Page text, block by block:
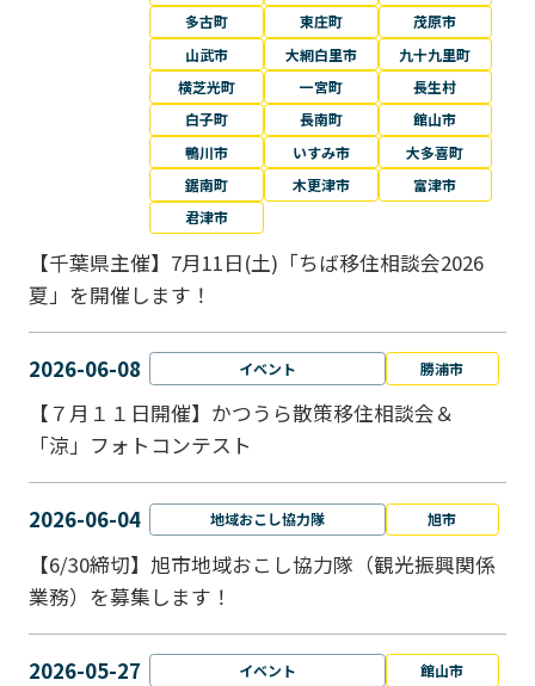
多古町
東庄町
茂原市
山武市
大網白里市
九十九里町
横芝光町
一宮町
長生村
白子町
長南町
館山市
鴨川市
いすみ市
大多喜町
鋸南町
木更津市
富津市
君津市
【千葉県主催】7月11日(土)「ちば移住相談会2026
夏」を開催します！
2026-06-08 イベント 勝浦市
【７月１１日開催】かつうら散策移住相談会＆
「涼」フォトコンテスト
2026-06-04 地域おこし協力隊 旭市
【6/30締切】旭市地域おこし協力隊（観光振興関係
業務）を募集します！
2026-05-27 イベント 館山市